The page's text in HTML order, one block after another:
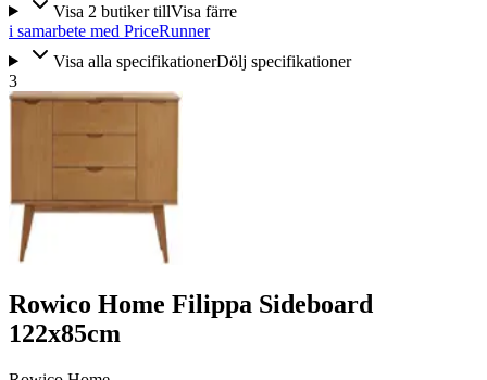
Visa 2 butiker tillVisa färre
i samarbete med PriceRunner
Visa alla specifikationerDölj specifikationer
3
Rowico Home Filippa Sideboard
122x85cm